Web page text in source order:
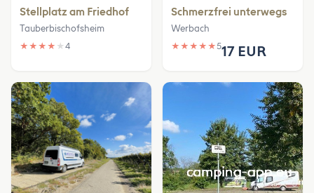
Stellplatz am Friedhof
Tauberbischofsheim
★ ★ ★ ★ ★ 4
Schmerzfrei unterwegs
Werbach
★ ★ ★ ★ ★517 EUR